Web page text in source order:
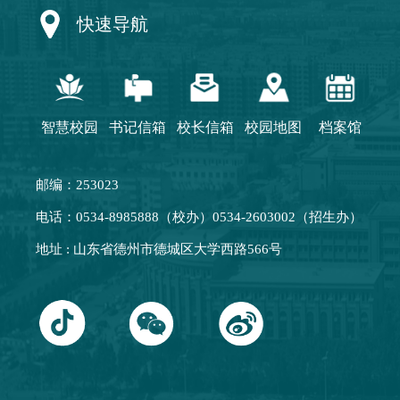
快速导航
智慧校园 书记信箱 校长信箱 校园地图 档案馆
邮编：253023
电话：0534-8985888（校办）0534-2603002（招生办）
地址 : 山东省德州市德城区大学西路566号